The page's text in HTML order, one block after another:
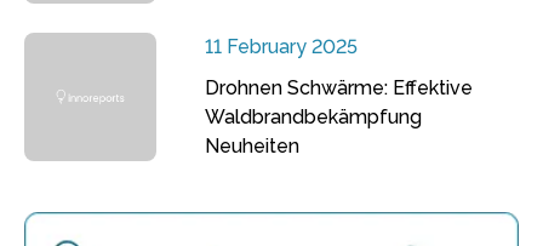
11 February 2025
Drohnen Schwärme: Effektive
Waldbrandbekämpfung
Neuheiten